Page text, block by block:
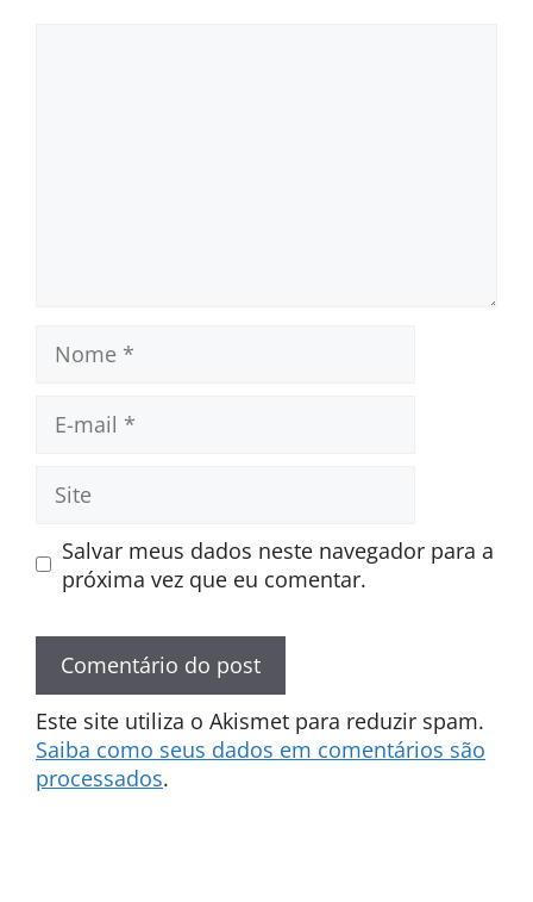
mail
Salvar meus dados neste navegador para a
próxima vez que eu comentar.
Este site utiliza o Akismet para reduzir spam.
Saiba como seus dados em comentários são
processados.